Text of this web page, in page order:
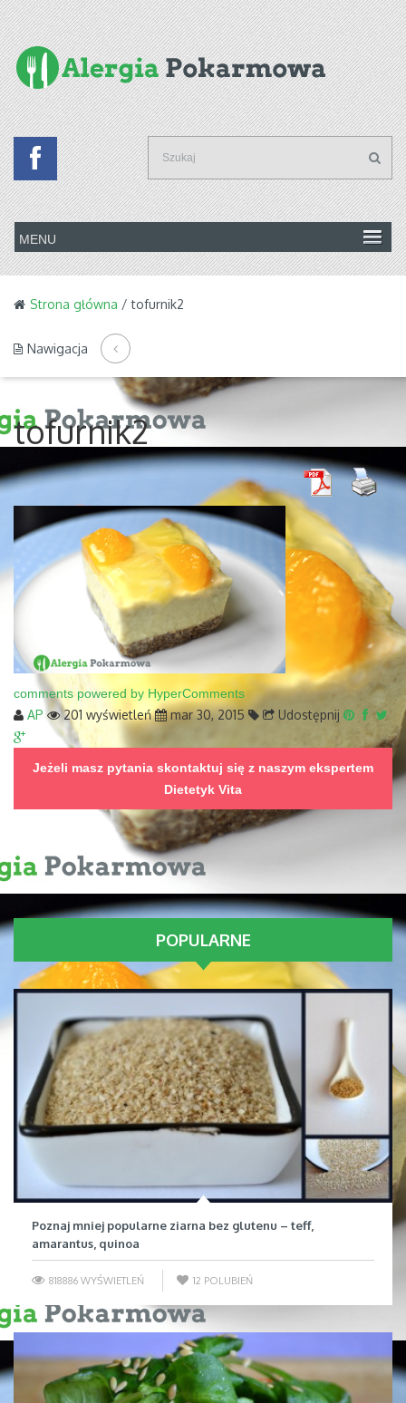
Strona główna / tofurnik2
Nawigacja
tofurnik2
comments powered by HyperComments
AP 201 wyświetleń mar 30, 2015 Udostępnij
Jeżeli masz pytania skontaktuj się z naszym ekspertem
Dietetyk Vita
POPULARNE
Poznaj mniej popularne ziarna bez glutenu – teff,
amarantus, quinoa
818886 WYŚWIETLEŃ 12 POLUBIEŃ